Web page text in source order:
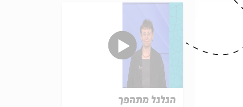
הגלגל מתהפך